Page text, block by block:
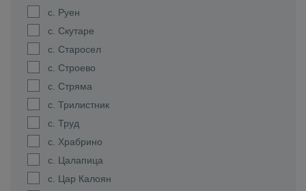
с. Руен
с. Скутаре
с. Старосел
с. Строево
с. Стряма
с. Трилистник
с. Труд
с. Храбрино
с. Цалапица
с. Цар Калоян